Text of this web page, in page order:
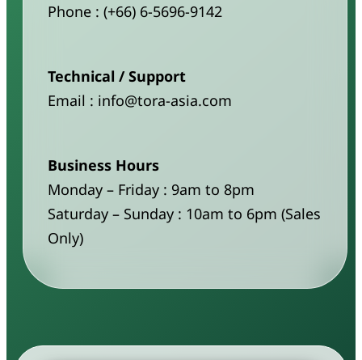
Phone : (+66) 6-5696-9142
Technical / Support
Email : info@tora-asia.com
Business Hours
Monday – Friday : 9am to 8pm
Saturday – Sunday : 10am to 6pm (Sales
Only)